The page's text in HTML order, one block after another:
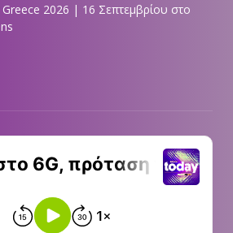
2026 | 16 Σεπτεμβρίου στο